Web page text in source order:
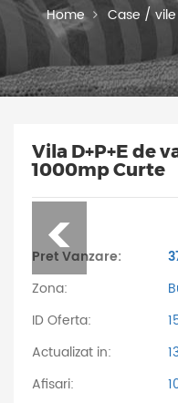
Home Case /
Vila D+P+E de
1000mp Curte
Pret Vanzare:
Zona:
ID Oferta:
Actualizat in:
Afisari: